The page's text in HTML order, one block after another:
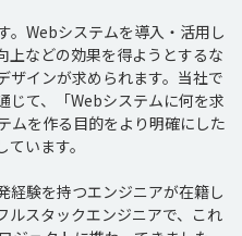
。Webシステムを導入・活用し
上などの効果を得ようとするな
ザインが求められます。当社で
じて、「Webシステムに何を求
ムを作る目的をより明確にした
います。
経験を持つエンジニアが在籍し
ルスタックエンジニアで、これ